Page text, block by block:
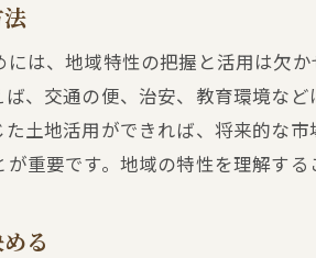
具体的な購入
不動産投資初
購入後の生活設
は、地域特性の把握と活用は欠
、交通の便、治安、教育環境な
土地活用ができれば、将来的な
重要です。地域の特性を理解す
る